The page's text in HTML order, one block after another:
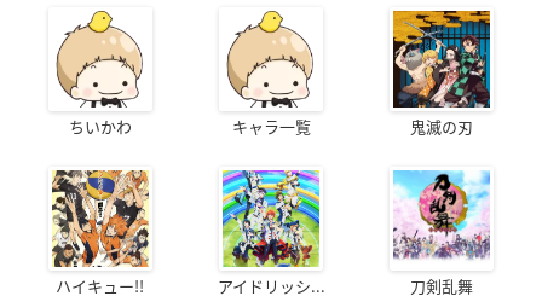
ちいかわ キャラ一覧 鬼滅の刃
ハイキュー!! アイドリッシ... 刀剣乱舞